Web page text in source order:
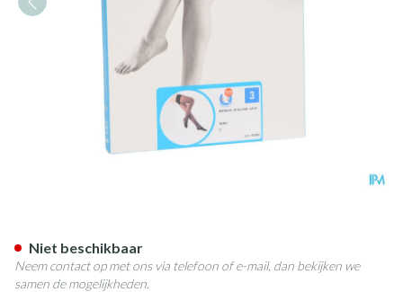
Niet beschikbaar
Neem contact op met ons via telefoon of e-mail, dan bekijken we
samen de mogelijkheden.